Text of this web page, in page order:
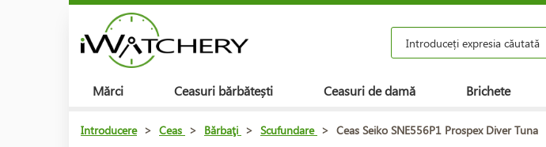
Mărci Ceasuri bărbătești Ceasuri de damă Brichete
Introducere > Ceas > Bărbaţi > Scufundare > Ceas Seiko SNE556P1 Prospex Diver Tuna